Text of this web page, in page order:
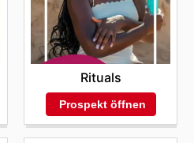
Rituals
Prospekt öffnen